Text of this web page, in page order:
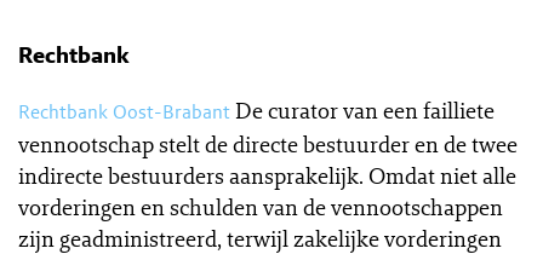
Rechtbank
Rechtbank Oost-BrabantDe curator van een failliete
vennootschap stelt de directe bestuurder en de twee
indirecte bestuurders aansprakelijk. Omdat niet alle
vorderingen en schulden van de vennootschappen
zijn geadministreerd, terwijl zakelijke vorderingen